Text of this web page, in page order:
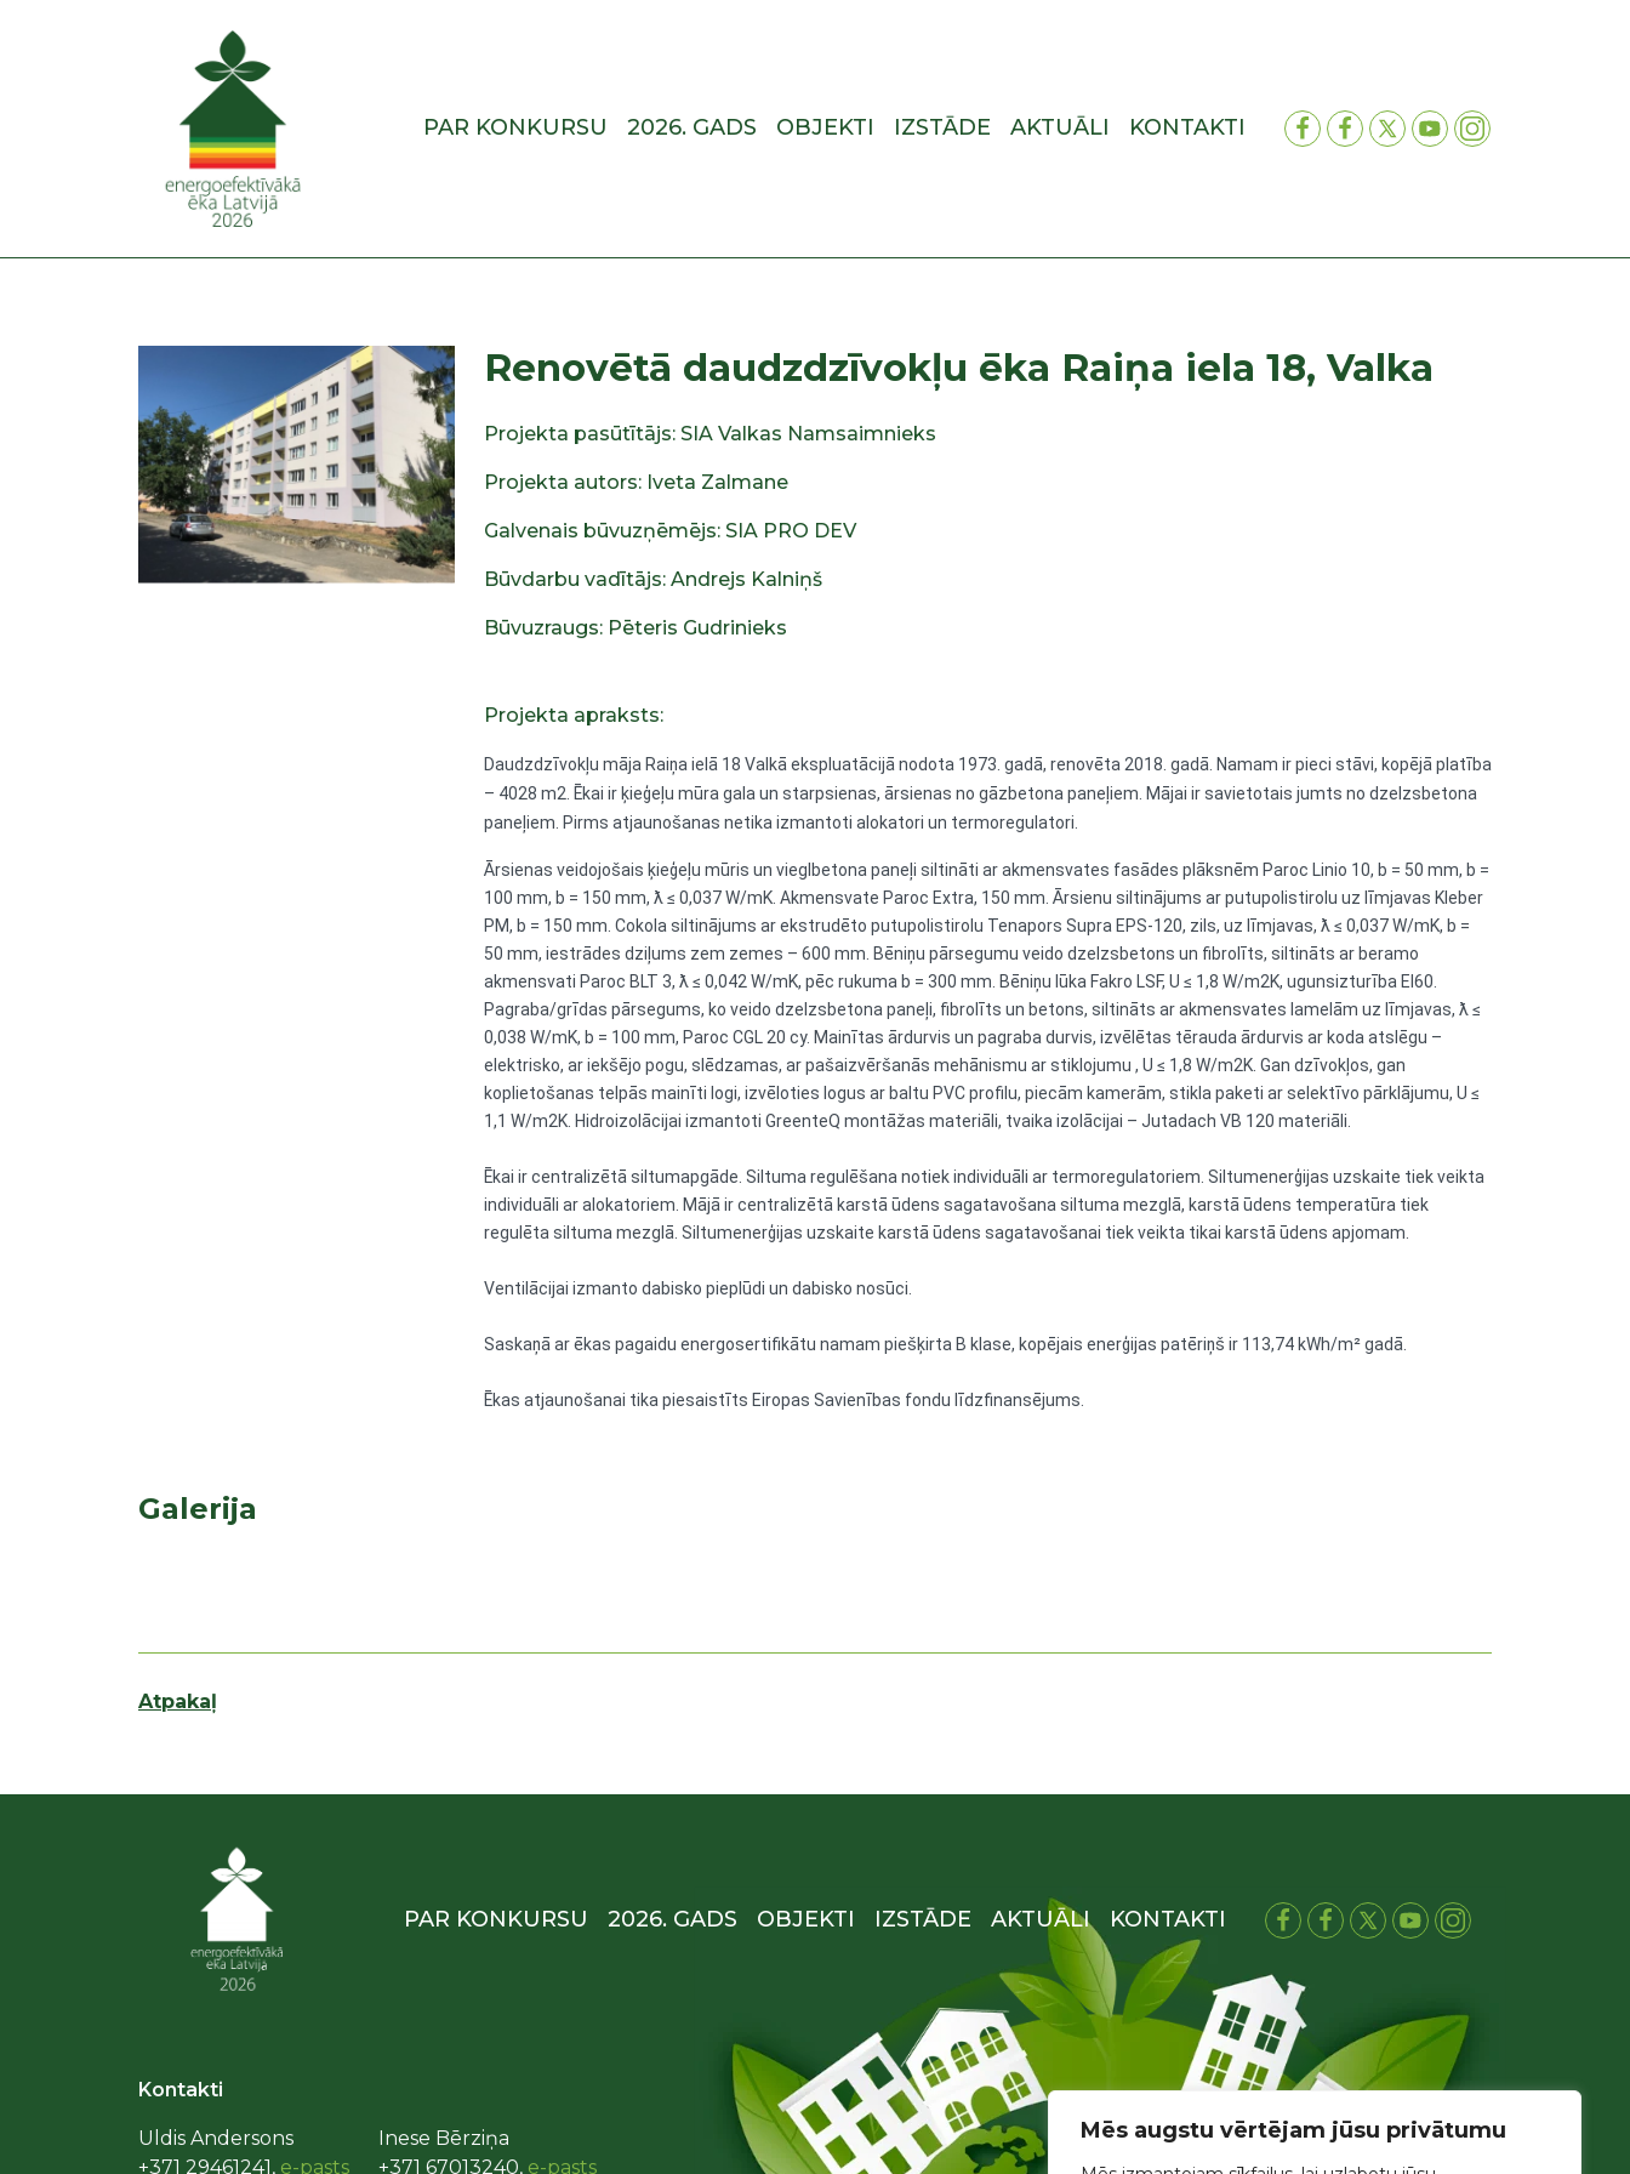
Mēs augstu vērtējam jūsu privātumu
PAR KONKURSU 2026. GADS OBJEKTI IZSTĀDE AKTUĀLI KONTAKTI
Renovētā daudzdzīvokļu ēka Raiņa iela 18, Valka
Projekta pasūtītājs: SIA Valkas Namsaimnieks
Projekta autors: Iveta Zalmane
Galvenais būvuzņēmējs: SIA PRO DEV
Būvdarbu vadītājs: Andrejs Kalniņš
Būvuzraugs: Pēteris Gudrinieks
Projekta apraksts:
Daudzdzīvokļu māja Raiņa ielā 18 Valkā ekspluatācijā nodota 1973. gadā, renovēta 2018. gadā. Namam ir pieci stāvi, kopējā platība
– 4028 m2. Ēkai ir ķieģeļu mūra gala un starpsienas, ārsienas no gāzbetona paneļiem. Mājai ir savietotais jumts no dzelzsbetona
paneļiem. Pirms atjaunošanas netika izmantoti alokatori un termoregulatori.
Ārsienas veidojošais ķieģeļu mūris un vieglbetona paneļi siltināti ar akmensvates fasādes plāksnēm Paroc Linio 10, b = 50 mm, b =
100 mm, b = 150 mm, ƛ ≤ 0,037 W/mK. Akmensvate Paroc Extra, 150 mm. Ārsienu siltinājums ar putupolistirolu uz līmjavas Kleber
PM, b = 150 mm. Cokola siltinājums ar ekstrudēto putupolistirolu Tenapors Supra EPS-120, zils, uz līmjavas, ƛ ≤ 0,037 W/mK, b =
50 mm, iestrādes dziļums zem zemes – 600 mm. Bēniņu pārsegumu veido dzelzsbetons un fibrolīts, siltināts ar beramo
akmensvati Paroc BLT 3, ƛ ≤ 0,042 W/mK, pēc rukuma b = 300 mm. Bēniņu lūka Fakro LSF, U ≤ 1,8 W/m2K, ugunsizturība EI60.
Pagraba/grīdas pārsegums, ko veido dzelzsbetona paneļi, fibrolīts un betons, siltināts ar akmensvates lamelām uz līmjavas, ƛ ≤
0,038 W/mK, b = 100 mm, Paroc CGL 20 cy. Mainītas ārdurvis un pagraba durvis, izvēlētas tērauda ārdurvis ar koda atslēgu –
elektrisko, ar iekšējo pogu, slēdzamas, ar pašaizvēršanās mehānismu ar stiklojumu , U ≤ 1,8 W/m2K. Gan dzīvokļos, gan
koplietošanas telpās mainīti logi, izvēloties logus ar baltu PVC profilu, piecām kamerām, stikla paketi ar selektīvo pārklājumu, U ≤
1,1 W/m2K. Hidroizolācijai izmantoti GreenteQ montāžas materiāli, tvaika izolācijai – Jutadach VB 120 materiāli.
Ēkai ir centralizētā siltumapgāde. Siltuma regulēšana notiek individuāli ar termoregulatoriem. Siltumenerģijas uzskaite tiek veikta
individuāli ar alokatoriem. Mājā ir centralizētā karstā ūdens sagatavošana siltuma mezglā, karstā ūdens temperatūra tiek
regulēta siltuma mezglā. Siltumenerģijas uzskaite karstā ūdens sagatavošanai tiek veikta tikai karstā ūdens apjomam.
Ventilācijai izmanto dabisko pieplūdi un dabisko nosūci.
Saskaņā ar ēkas pagaidu energosertifikātu namam piešķirta B klase, kopējais enerģijas patēriņš ir 113,74 kWh/m² gadā.
Ēkas atjaunošanai tika piesaistīts Eiropas Savienības fondu līdzfinansējums.
Galerija
Atpakaļ
PAR KONKURSU 2026. GADS OBJEKTI IZSTĀDE AKTUĀLI KONTAKTI
Kontakti
Uldis Andersons
+371 29461241, e-pasts
Inese Bērziņa
+371 67013240, e-pasts